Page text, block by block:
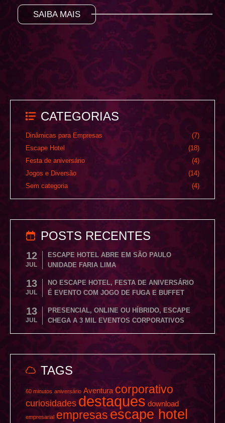
SAIBA MAIS
CATEGORIAS
Dinâmicas para Empresas
(7)
Escape Hotel
(18)
Festa de aniversário
(4)
Jogos e Diversão
(14)
Sem categoria
(4)
POSTS RECENTES
12
JUL
ESCAPE HOTEL ABRE EM SÃO PAULO
UNIDADE FARIA LIMA
13
JUL
NO ESCAPE HOTEL, FESTA DE ANIVERSÁRIO
É EVENTO COM JOGO DE FUGA E BUFFET
13
JUL
PRESENCIAL, ONLINE OU HÍBRIDO, ESCAPE
CHEGA A 3 MIL EVENTOS CORPORATIVOS
TAGS
60 minutos aniversário Aventura corporativo
curiosidades destaques download
empresarial empresasescape hotel